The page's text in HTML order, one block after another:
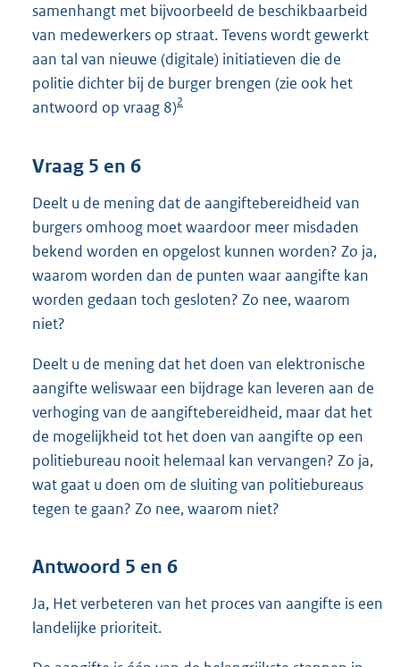
samenhangt met bijvoorbeeld de beschikbaarbeid
van medewerkers op straat. Tevens wordt gewerkt
aan tal van nieuwe (digitale) initiatieven die de
politie dichter bij de burger brengen (zie ook het
antwoord op vraag 8)2
Vraag 5 en 6
Deelt u de mening dat de aangiftebereidheid van
burgers omhoog moet waardoor meer misdaden
bekend worden en opgelost kunnen worden? Zo ja,
waarom worden dan de punten waar aangifte kan
worden gedaan toch gesloten? Zo nee, waarom
niet?
Deelt u de mening dat het doen van elektronische
aangifte weliswaar een bijdrage kan leveren aan de
verhoging van de aangiftebereidheid, maar dat het
de mogelijkheid tot het doen van aangifte op een
politiebureau nooit helemaal kan vervangen? Zo ja,
wat gaat u doen om de sluiting van politiebureaus
tegen te gaan? Zo nee, waarom niet?
Antwoord 5 en 6
Ja, Het verbeteren van het proces van aangifte is een
landelijke prioriteit.